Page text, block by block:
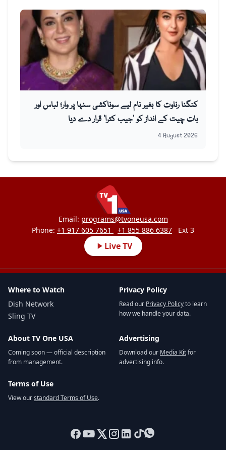
کنگنا رناوت کا بغیر نام لیے سوناکشی سنہا پر وار؛ لباس اور
بات چیت کے انداز کو ’جیب کترا‘ قرار دے دیا
4 August 2026
Email: programs@tvoneusa.com
Phone: +1 917 605 7651 +1 855 886 6387 Ext 3
Live TV
Where to Watch
Dish Network
Sling TV
Privacy Policy
Read our Privacy Policyto learn
how we handle your data.
About TV One USA
Coming soon — official description
from management.
Advertising
Download our Media Kitfor
advertising info.
Terms of Use
View ourstandard Terms of Use.